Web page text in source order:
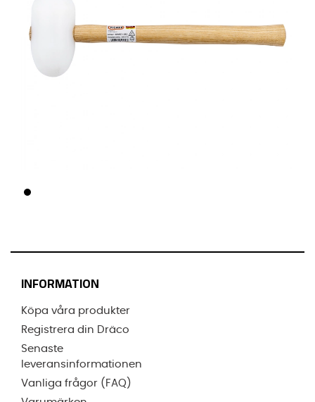
INFORMATION
Köpa våra produkter
Registrera din Dräco
Senaste
leveransinformationen
Vanliga frågor (FAQ)